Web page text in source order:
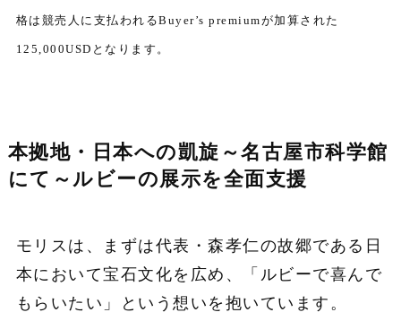
格は競売人に支払われるBuyer’s premiumが加算された
125,000USDとなります。
本拠地・日本への凱旋～名古屋市科学館
にて～ルビーの展示を全面支援
モリスは、まずは代表・森孝仁の故郷である日
本において宝石文化を広め、「ルビーで喜んで
もらいたい」という想いを抱いています。